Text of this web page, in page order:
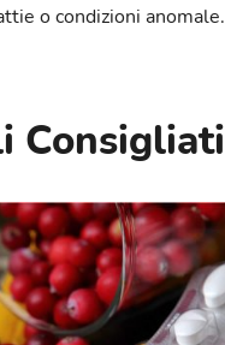
o condizioni anomale.
Consigliati